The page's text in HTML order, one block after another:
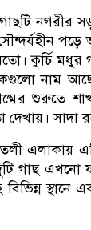
নগরীর
কুর্চি মধুর
নাম
শুরুতে
সাদা
এলাকায়
গাছ
স্থানে